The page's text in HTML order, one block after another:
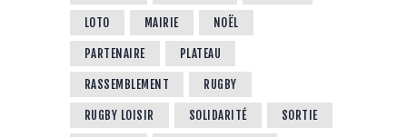
LOTO MAIRIE NOËL
PARTENAIRE PLATEAU
RASSEMBLEMENT RUGBY
RUGBY LOISIR SOLIDARITÉ SORTIE